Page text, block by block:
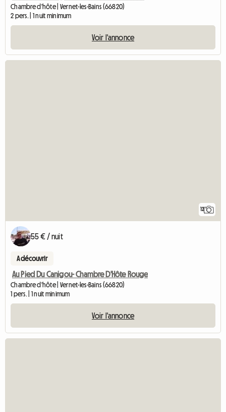
Chambre d'hôte | Vernet-les-Bains (66820)
2 pers. | 1 nuit minimum
Voir l'annonce
12
55 € / nuit
A découvrir
Au Pied Du Canigou- Chambre D'Hôte Rouge
Chambre d'hôte | Vernet-les-Bains (66820)
1 pers. | 1 nuit minimum
Voir l'annonce